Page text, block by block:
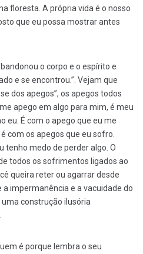
floresta. A própria vida é o nosso
que eu possa mostrar antes
o corpo e o espírito e
e se encontrou.”. Vejam que
dos apegos”, os apegos todos
apego em algo para mim, é meu
eu. É com o apego que eu me
com os apegos que eu sofro.
tenho medo de perder algo. O
todos os sofrimentos ligados ao
queira reter ou agarrar desde
impermanência e a vacuidade do
uma construção ilusória
é porque lembra o seu